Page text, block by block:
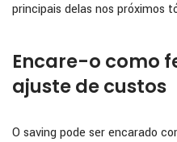
principais delas nos próximos
Encare-o como
ajuste de custos
O saving pode ser encarado